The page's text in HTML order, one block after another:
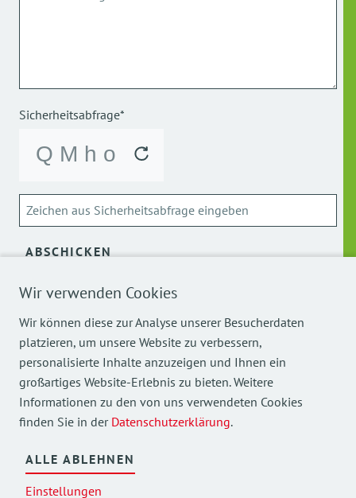
Wir verwenden Cookies
Wir können diese zur Analyse unserer Besucherdaten
platzieren, um unsere Website zu verbessern,
personalisierte Inhalte anzuzeigen und Ihnen ein
großartiges Website-Erlebnis zu bieten. Weitere
Informationen zu den von uns verwendeten Cookies
finden Sie in der Datenschutzerklärung.
ALLE ABLEHNEN
Einstellungen
Sicherheitsabfrage*
ABSCHICKEN
Über die Verarbeitung meiner personenbezogenen Daten
Mehr Einblicke in unsere Arbeit finden Sie auch auf
unseren Social Media Kanälen.